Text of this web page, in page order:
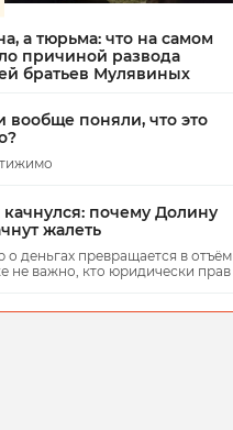
а тюрьма: что на самом
причиной развода
братьев Мулявиных
вообще поняли, что это
почему Долину
жалеть
о деньгах превращается в отъём
не важно, кто юридически прав